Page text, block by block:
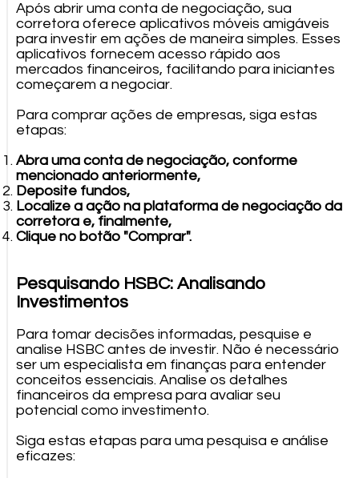
Após abrir uma conta de negociação, sua
corretora oferece aplicativos móveis amigáveis
para investir em ações de maneira simples. Esses
aplicativos fornecem acesso rápido aos
mercados financeiros, facilitando para iniciantes
começarem a negociar.
Para comprar ações de empresas, siga estas
etapas:
Abra uma conta de negociação, conforme
mencionado anteriormente,
Deposite fundos,
Localize a ação na plataforma de negociação da
corretora e, finalmente,
Clique no botão "Comprar".
Pesquisando HSBC: Analisando
Investimentos
Para tomar decisões informadas, pesquise e
analise HSBC antes de investir. Não é necessário
ser um especialista em finanças para entender
conceitos essenciais. Analise os detalhes
financeiros da empresa para avaliar seu
potencial como investimento.
Siga estas etapas para uma pesquisa e análise
eficazes: